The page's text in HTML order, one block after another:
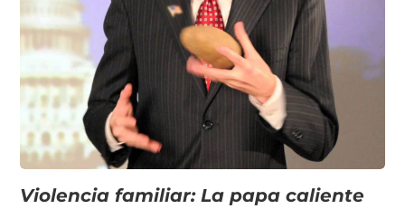
Violencia familiar: La papa caliente